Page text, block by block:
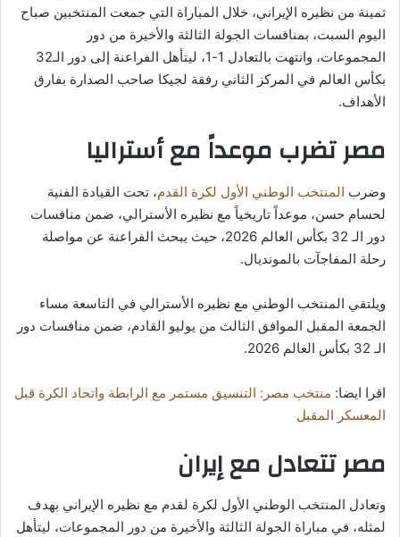
ثمينة من نظيره الإيراني، خلال المباراة التي جمعت المنتخبين صباح
اليوم السبت، بمنافسات الجولة الثالثة والأخيرة من دور
المجموعات، وانتهت بالتعادل 1-1، ليتأهل الفراعنة إلى دور الـ32
بكأس العالم في المركز الثاني رفقة لجيكا صاحب الصدارة بفارق
الأهداف.
مصر تضرب موعداً مع أستراليا
وضرب المنتخب الوطني الأول لكرة القدم، تحت القيادة الفنية
لحسام حسن، موعداً تاريخياً مع نظيره الأسترالي، ضمن منافسات
دور الـ 32 بكأس العالم 2026، حيث يبحث الفراعنة عن مواصلة
رحلة المفاجآت بالمونديال.
ويلتقي المنتخب الوطني مع نظيره الأسترالي في التاسعة مساء
الجمعة المقبل الموافق الثالث من يوليو القادم، ضمن منافسات دور
الـ 32 بكأس العالم 2026.
اقرا ايضا: منتخب مصر: التنسيق مستمر مع الرابطة واتحاد الكرة قبل
المعسكر المقبل
مصر تتعادل مع إيران
وتعادل المنتخب الوطني الأول لكرة لقدم مع نظيره الإيراني بهدف
لمثله، في مباراة الجولة الثالثة والأخيرة من دور المجموعات، ليتأهل